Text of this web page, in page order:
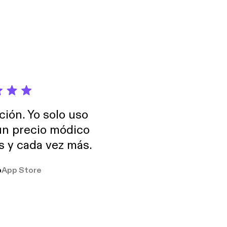
Yo solo uso
precio módico
y cada vez más.
App Store